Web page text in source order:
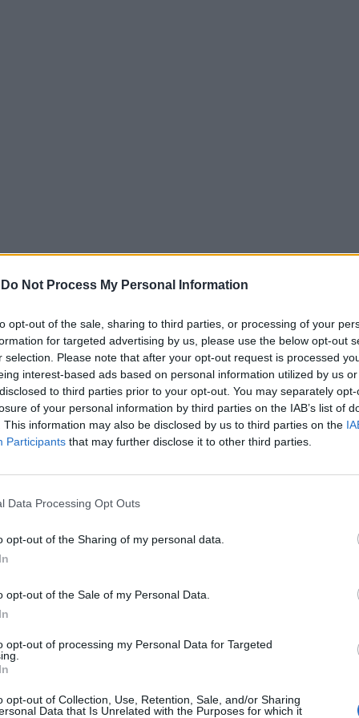
Do Not Process My Personal Information
opt-out of the sale, sharing to third parties, or processing of your
for targeted advertising by us, please use the below opt-out
selection. Please note that after your opt-out request is processed
interest-based ads based on personal information utilized by us
to third parties prior to your opt-out. You may separately
of your personal information by third parties on the IAB’s list of
This information may also be disclosed by us to third parties on the
Participants that may further disclose it to other third parties.
Data Processing Opt Outs
opt-out of the Sharing of my personal data.
opt-out of the Sale of my Personal Data.
opt-out of processing my Personal Data for Targeted
opt-out of Collection, Use, Retention, Sale, and/or Sharing
Data that Is Unrelated with the Purposes for which it
per violenza e resistenza a
a a a
per i verificatori Atac che, ogni
per fare il loro lavoro, rischiano di
aggrediti. L'ennesimo episodio
intorno alle 15:30 di giovedì 13 settembre
della metropolitana linea A Baldo degli
è stato arrestato per violenza e
cadere a terra -
di stazione Atac. L'uomo, sprovvisto del
aveva cercato di scavalcare il tornello
dalla donna che, subito dopo, è
Una consuetudine che, nel mese di
visto invece protagonisti due uomini,
volta da una donna per il solo fatto di
il biglietto. "La gravissima aggressione
confronti di una dipendente Atac della
degli Ubaldi, ad opera di un cittadino
l'ennesimo e preoccupante
Trump, Meloni e la strategia